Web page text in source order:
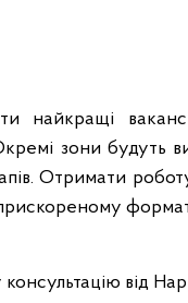
найкращі
зони будуть
Отримати
від